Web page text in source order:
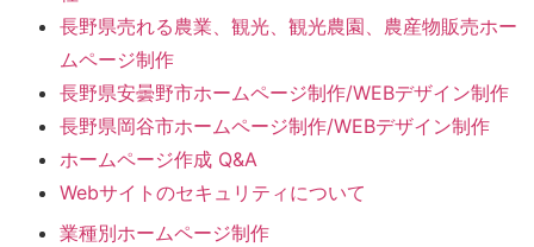
長野県売れる農業、観光、観光農園、農産物販売ホー
ムページ制作
長野県安曇野市ホームページ制作/WEBデザイン制作
長野県岡谷市ホームページ制作/WEBデザイン制作
ホームページ作成 Q&A
Webサイトのセキュリティについて
業種別ホームページ制作